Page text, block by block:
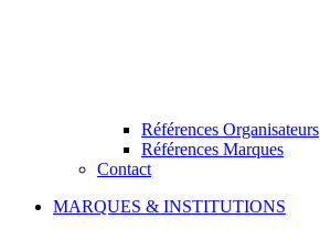
Références Organisateurs
Références Marques
Contact
MARQUES & INSTITUTIONS